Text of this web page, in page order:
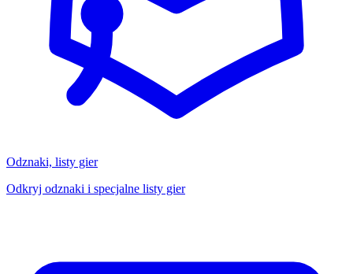
Odznaki, listy gier
Odkryj odznaki i specjalne listy gier